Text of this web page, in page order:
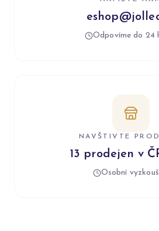
Odpovíme do 24
NAVŠTIVTE
13 prodejen v
Osobní